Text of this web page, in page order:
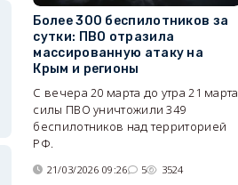
Более 300 беспилотников за
сутки: ПВО отразила
массированную атаку на
Крым и регионы
С вечера 20 марта до утра 21 марта
силы ПВО уничтожили 349
беспилотников над территорией
РФ.
21/03/2026 09:26 5 3524